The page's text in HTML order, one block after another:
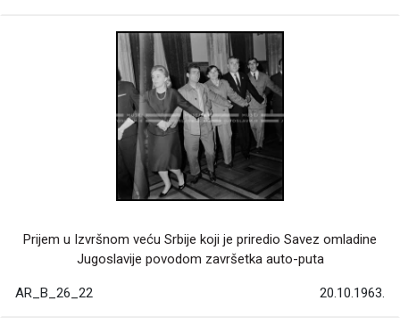
Prijem u Izvršnom veću Srbije koji je priredio Savez omladine
Jugoslavije povodom završetka auto-puta
AR_B_26_22 20.10.1963.